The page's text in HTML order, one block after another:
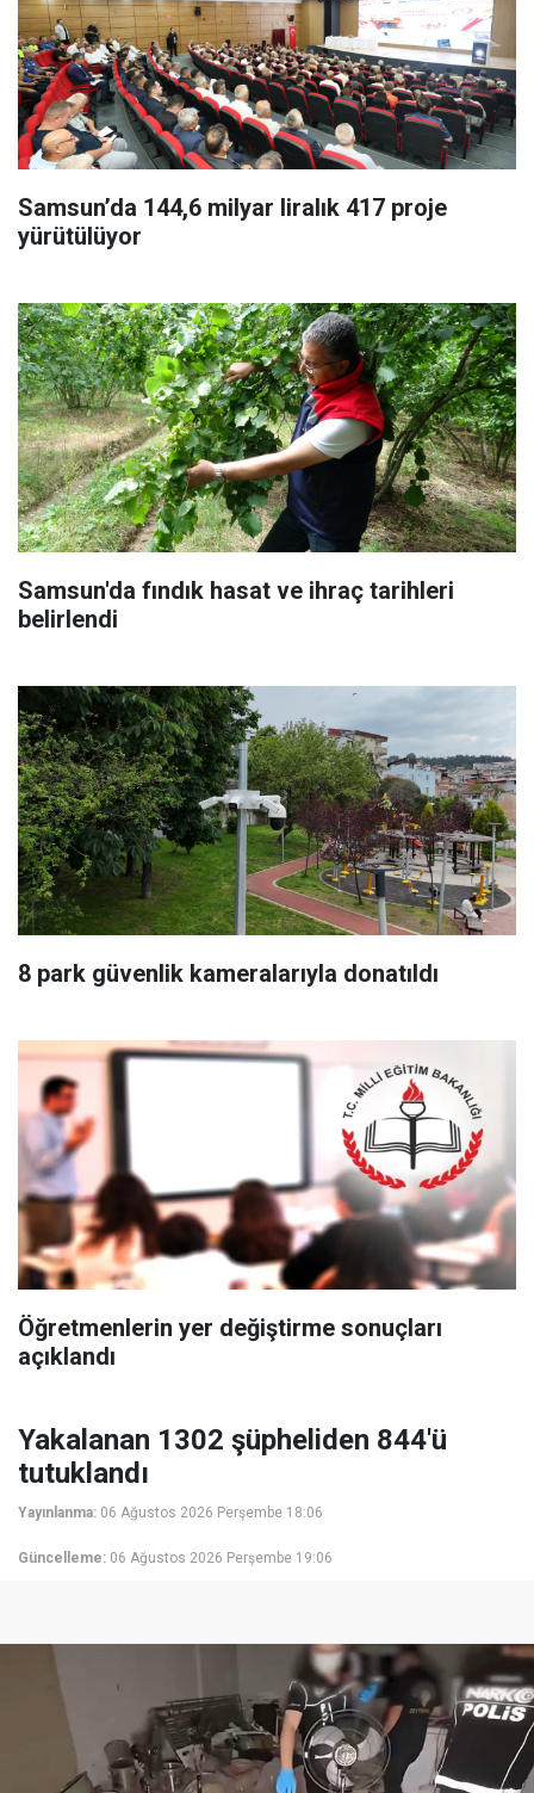
Samsun’da 144,6 milyar liralık 417 proje
yürütülüyor
Samsun'da fındık hasat ve ihraç tarihleri
belirlendi
8 park güvenlik kameralarıyla donatıldı
Öğretmenlerin yer değiştirme sonuçları
açıklandı
Yakalanan 1302 şüpheliden 844'ü
tutuklandı
Yayınlanma: 06 Ağustos 2026 Perşembe 18:06
Güncelleme: 06 Ağustos 2026 Perşembe 19:06